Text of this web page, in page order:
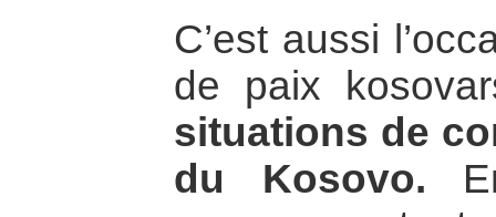
C’est aussi
de paix
situations de
du Kosovo.